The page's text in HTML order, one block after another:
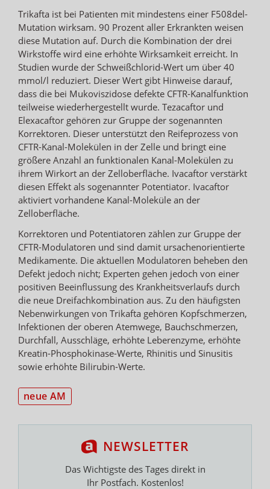
Trikafta ist bei Patienten mit mindestens einer F508del-
Mutation wirksam. 90 Prozent aller Erkrankten weisen
diese Mutation auf. Durch die Kombination der drei
Wirkstoffe wird eine erhöhte Wirksamkeit erreicht. In
Studien wurde der Schweißchlorid-Wert um über 40
mmol/l reduziert. Dieser Wert gibt Hinweise darauf,
dass die bei Mukoviszidose defekte CFTR-Kanalfunktion
teilweise wiederhergestellt wurde. Tezacaftor und
Elexacaftor gehören zur Gruppe der sogenannten
Korrektoren. Dieser unterstützt den Reifeprozess von
CFTR-Kanal-Molekülen in der Zelle und bringt eine
größere Anzahl an funktionalen Kanal-Molekülen zu
ihrem Wirkort an der Zelloberfläche. Ivacaftor verstärkt
diesen Effekt als sogenannter Potentiator. Ivacaftor
aktiviert vorhandene Kanal-Moleküle an der
Zelloberfläche.
Korrektoren und Potentiatoren zählen zur Gruppe der
CFTR-Modulatoren und sind damit ursachenorientierte
Medikamente. Die aktuellen Modulatoren beheben den
Defekt jedoch nicht; Experten gehen jedoch von einer
positiven Beeinflussung des Krankheitsverlaufs durch
die neue Dreifachkombination aus. Zu den häufigsten
Nebenwirkungen von Trikafta gehören Kopfschmerzen,
Infektionen der oberen Atemwege, Bauchschmerzen,
Durchfall, Ausschläge, erhöhte Leberenzyme, erhöhte
Kreatin-Phosphokinase-Werte, Rhinitis und Sinusitis
sowie erhöhte Bilirubin-Werte.
neue AM
NEWSLETTER
Das Wichtigste des Tages direkt in
Ihr Postfach. Kostenlos!